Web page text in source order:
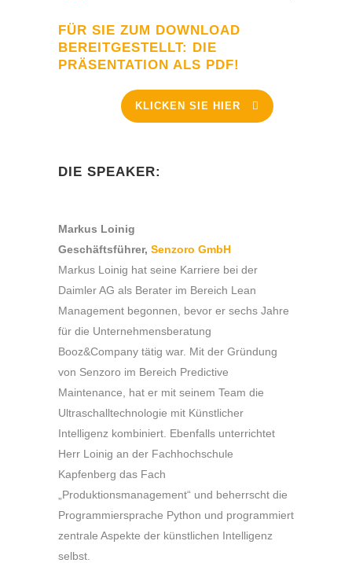
FÜR SIE ZUM DOWNLOAD
BEREITGESTELLT: DIE
PRÄSENTATION ALS PDF!
KLICKEN SIE HIER
DIE SPEAKER:
Markus Loinig
Geschäftsführer, Senzoro GmbH
Markus Loinig hat seine Karriere bei der
Daimler AG als Berater im Bereich Lean
Management begonnen, bevor er sechs Jahre
für die Unternehmensberatung
Booz&Company tätig war. Mit der Gründung
von Senzoro im Bereich Predictive
Maintenance, hat er mit seinem Team die
Ultraschalltechnologie mit Künstlicher
Intelligenz kombiniert. Ebenfalls unterrichtet
Herr Loinig an der Fachhochschule
Kapfenberg das Fach
„Produktionsmanagement“ und beherrscht die
Programmiersprache Python und programmiert
zentrale Aspekte der künstlichen Intelligenz
selbst.